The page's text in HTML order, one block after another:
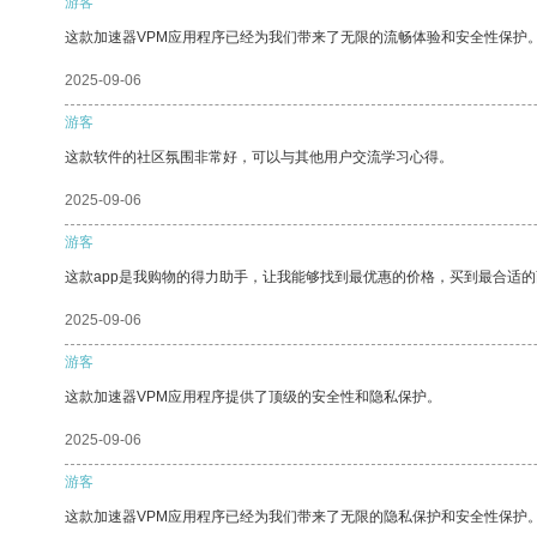
这款加速器VPM应用程序已经为我们带来了无限的流畅体验和安全性保护。
2025-09-06
游客
这款软件的社区氛围非常好，可以与其他用户交流学习心得。
2025-09-06
游客
这款app是我购物的得力助手，让我能够找到最优惠的价格，买到最合适的
2025-09-06
游客
这款加速器VPM应用程序提供了顶级的安全性和隐私保护。
2025-09-06
游客
这款加速器VPM应用程序已经为我们带来了无限的隐私保护和安全性保护。